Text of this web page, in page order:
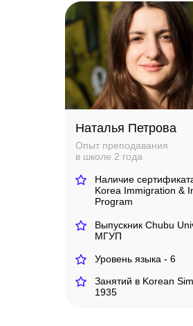
Наталья Петрова
Опыт преподавания
в школе 2 года
Выпускник Chubu
МГУП
Уровень языка - 6
Занятий в Korean
1935
Наличие
Korea Immigration &
Program